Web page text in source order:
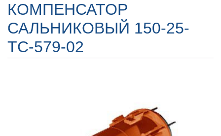
КОМПЕНСАТОР
САЛЬНИКОВЫЙ 150-25-
TC-579-02